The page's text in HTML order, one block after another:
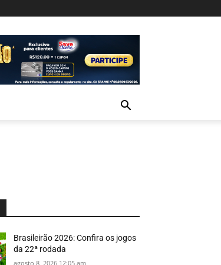
Brasileirão 2026: Confira os jogos
da 22ª rodada
agosto 8, 2026 12:05 am